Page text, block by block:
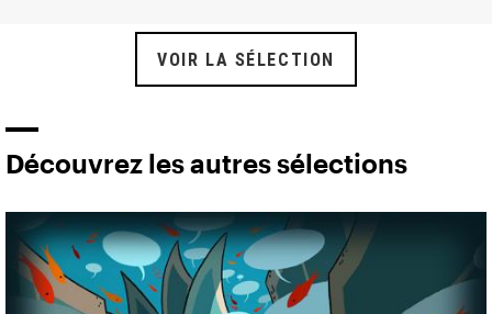
VOIR LA SÉLECTION
Découvrez les autres sélections